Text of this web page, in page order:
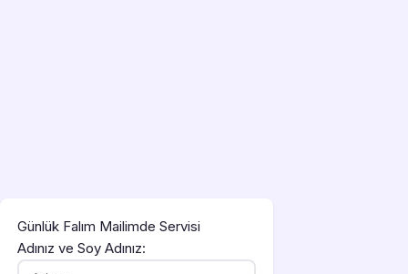
Günlük Falım Mailimde Servisi
Adınız ve Soy Adınız: